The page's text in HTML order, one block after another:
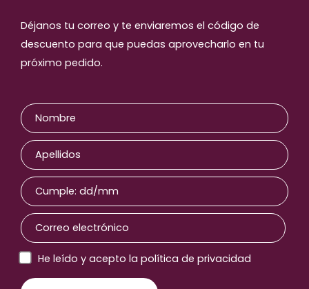
Déjanos tu correo y te enviaremos el código de
descuento para que puedas aprovecharlo en tu
próximo pedido.
He leído y acepto la política de privacidad